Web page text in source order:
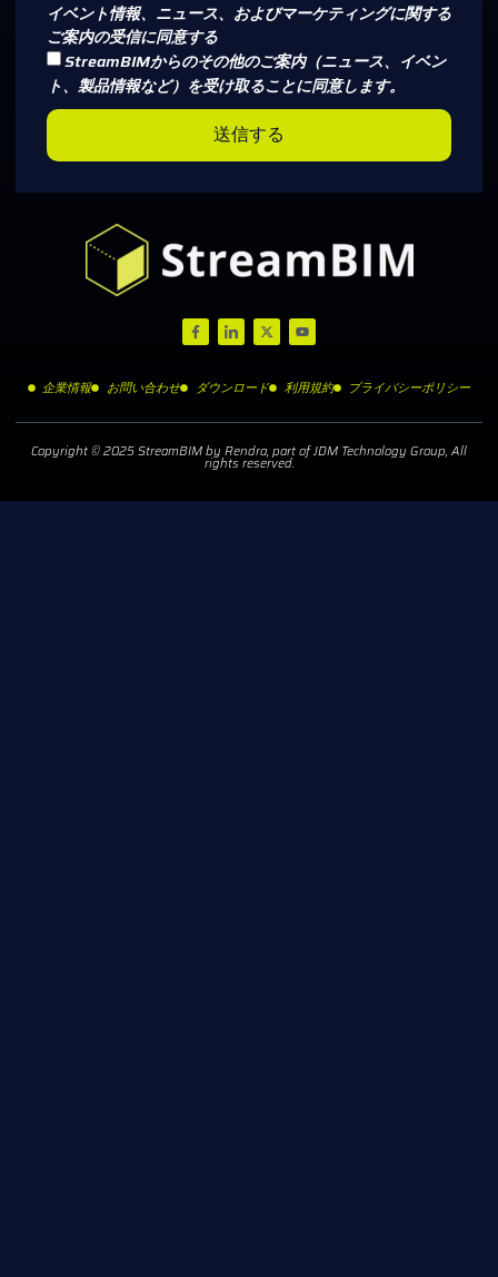
イベント情報、ニュース、およびマーケティングに関する
ご案内の受信に同意する
StreamBIMからのその他のご案内（ニュース、イベン
ト、製品情報など）を受け取ることに同意します。
送信する
企業情報 お問い合わせ ダウンロード 利用規約 プライバシーポリシー
Copyright © 2025 StreamBIM by Rendra, part of JDM Technology Group, All
rights reserved.